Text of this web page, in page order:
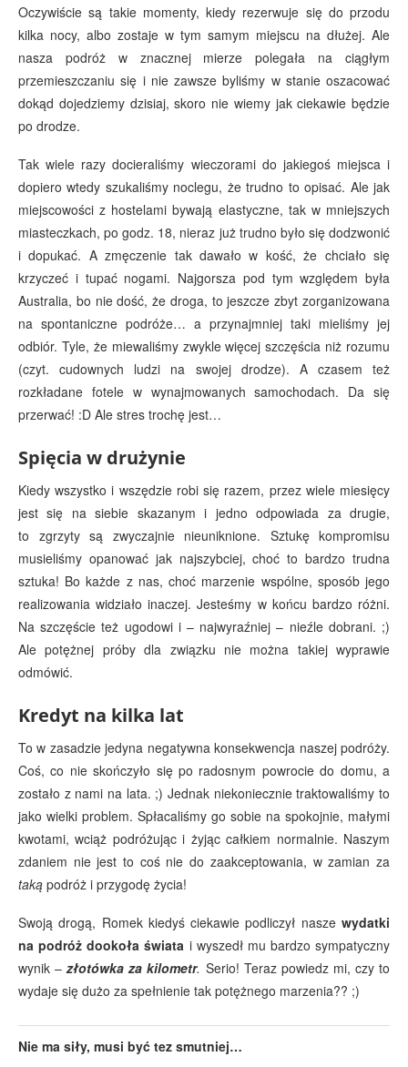
Oczywiście są takie momenty, kiedy rezerwuje się do przodu
kilka nocy, albo zostaje w tym samym miejscu na dłużej. Ale
nasza podróż w znacznej mierze polegała na ciągłym
przemieszczaniu się i nie zawsze byliśmy w stanie oszacować
dokąd dojedziemy dzisiaj, skoro nie wiemy jak ciekawie będzie
po drodze.
Tak wiele razy docieraliśmy wieczorami do jakiegoś miejsca i
dopiero wtedy szukaliśmy noclegu, że trudno to opisać. Ale jak
miejscowości z hostelami bywają elastyczne, tak w mniejszych
miasteczkach, po godz. 18, nieraz już trudno było się dodzwonić
i dopukać. A zmęczenie tak dawało w kość, że chciało się
krzyczeć i tupać nogami. Najgorsza pod tym względem była
Australia, bo nie dość, że droga, to jeszcze zbyt zorganizowana
na spontaniczne podróże… a przynajmniej taki mieliśmy jej
odbiór. Tyle, że miewaliśmy zwykle więcej szczęścia niż rozumu
(czyt. cudownych ludzi na swojej drodze). A czasem też
rozkładane fotele w wynajmowanych samochodach. Da się
przerwać! :D Ale stres trochę jest…
Spięcia w drużynie
Kiedy wszystko i wszędzie robi się razem, przez wiele miesięcy
jest się na siebie skazanym i jedno odpowiada za drugie,
to zgrzyty są zwyczajnie nieuniknione. Sztukę kompromisu
musieliśmy opanować jak najszybciej, choć to bardzo trudna
sztuka! Bo każde z nas, choć marzenie wspólne, sposób jego
realizowania widziało inaczej. Jesteśmy w końcu bardzo różni.
Na szczęście też ugodowi i – najwyraźniej – nieźle dobrani. ;)
Ale potężnej próby dla związku nie można takiej wyprawie
odmówić.
Kredyt na kilka lat
To w zasadzie jedyna negatywna konsekwencja naszej podróży.
Coś, co nie skończyło się po radosnym powrocie do domu, a
zostało z nami na lata. ;) Jednak niekoniecznie traktowaliśmy to
jako wielki problem. Spłacaliśmy go sobie na spokojnie, małymi
kwotami, wciąż podróżując i żyjąc całkiem normalnie. Naszym
zdaniem nie jest to coś nie do zaakceptowania, w zamian za
taką podróż i przygodę życia!
Swoją drogą, Romek kiedyś ciekawie podliczył nasze wydatki
na podróż dookoła świata i wyszedł mu bardzo sympatyczny
wynik –złotówka za kilometr. Serio! Teraz powiedz mi, czy to
wydaje się dużo za spełnienie tak potężnego marzenia?? ;)
Nie ma siły, musi być tez smutniej…